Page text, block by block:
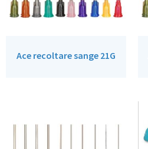
Ace recoltare sange 21G